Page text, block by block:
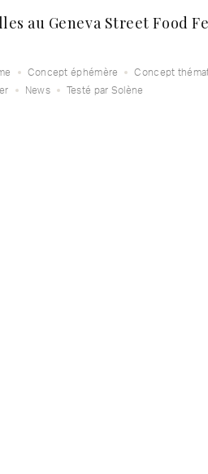
au Geneva Street Food
Concept éphémère Concept
News Testé par Solène